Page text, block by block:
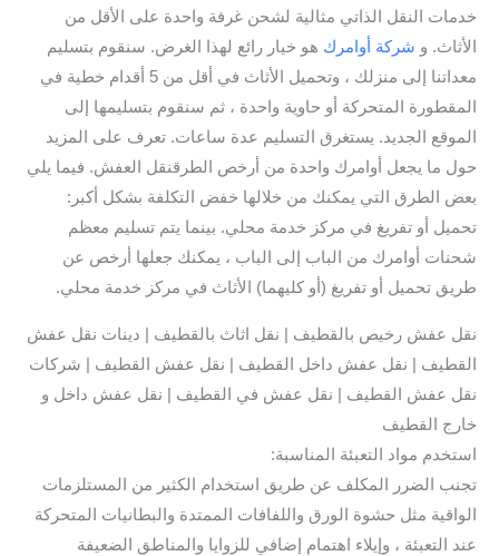
خدمات النقل الذاتي مثالية لشحن غرفة واحدة على الأقل من
الأثاث. و شركة أوامرك هو خيار رائع لهذا الغرض. سنقوم بتسليم
معداتنا إلى منزلك ، وتحميل الأثاث في أقل من 5 أقدام خطية في
المقطورة المتحركة أو حاوية واحدة ، ثم سنقوم بتسليمها إلى
الموقع الجديد. يستغرق التسليم عدة ساعات. تعرف على المزيد
حول ما يجعل أوامرك واحدة من أرخص الطرقنقل العفش. فيما يلي
بعض الطرق التي يمكنك من خلالها خفض التكلفة بشكل أكبر:
تحميل أو تفريغ في مركز خدمة محلي. بينما يتم تسليم معظم
شحنات أوامرك من الباب إلى الباب ، يمكنك جعلها أرخص عن
طريق تحميل أو تفريغ (أو كليهما) الأثاث في مركز خدمة محلي.
نقل عفش رخيص بالقطيف | نقل اثاث بالقطيف | دينات نقل عفش
القطيف | نقل عفش داخل القطيف | نقل عفش القطيف | شركات
نقل عفش القطيف | نقل عفش في القطيف | نقل عفش داخل و
خارج القطيف
استخدم مواد التعبئة المناسبة:
تجنب الضرر المكلف عن طريق استخدام الكثير من المستلزمات
الواقية مثل حشوة الورق واللفافات الممتدة والبطانيات المتحركة
عند التعبئة ، وإيلاء اهتمام إضافي للزوايا والمناطق الضعيفة